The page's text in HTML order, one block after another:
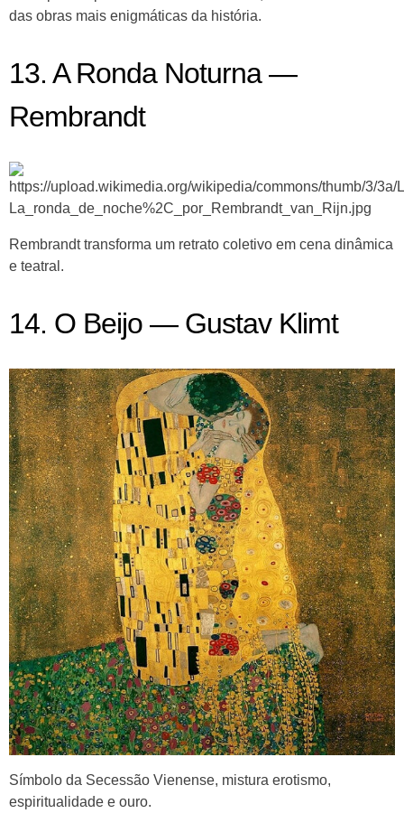
das obras mais enigmáticas da história.
13. A Ronda Noturna —
Rembrandt
Rembrandt transforma um retrato coletivo em cena dinâmica
e teatral.
14. O Beijo — Gustav Klimt
Símbolo da Secessão Vienense, mistura erotismo,
espiritualidade e ouro.